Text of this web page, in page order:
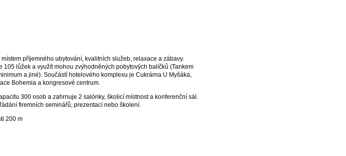
příjemného ubytování, kvalitních služeb, relaxace a zábavy.
105 lůžek a využít mohou zvýhodněných pobytových balíčků (Tankem
a jiné). Součástí hotelového komplexu je Cukrárna U Myšáka,
Bohemia a kongresové centrum.
300 osob a zahrnuje 2 salónky, školicí místnost a konferenční sál.
firemních seminářů, prezentací nebo školení.
200 m